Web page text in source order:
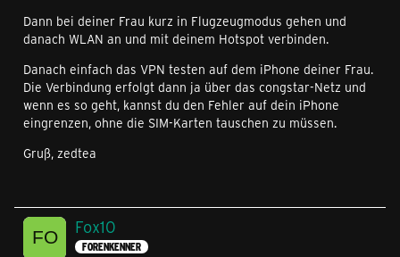
Dann bei deiner Frau kurz in Flugzeugmodus gehen und
danach WLAN an und mit deinem Hotspot verbinden.
Danach einfach das VPN testen auf dem iPhone deiner Frau.
Die Verbindung erfolgt dann ja über das congstar-Netz und
wenn es so geht, kannst du den Fehler auf dein iPhone
eingrenzen, ohne die SIM-Karten tauschen zu müssen.
Gruß, zedtea
Fox10
FORENKENNER